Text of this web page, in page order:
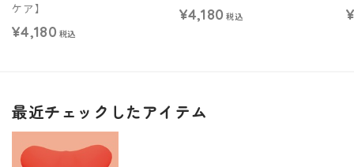
ケア】
¥4,180 税込
¥4,180 税込
最近チェックしたアイテム